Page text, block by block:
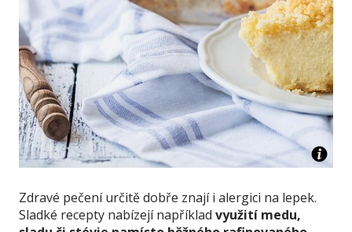
Zdravé pečení určitě dobře znají i alergici na lepek.
Sladké recepty nabízejí například využití medu,